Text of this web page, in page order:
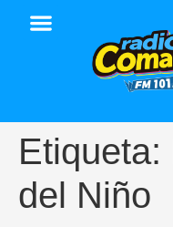
Etiqueta:
del Niño